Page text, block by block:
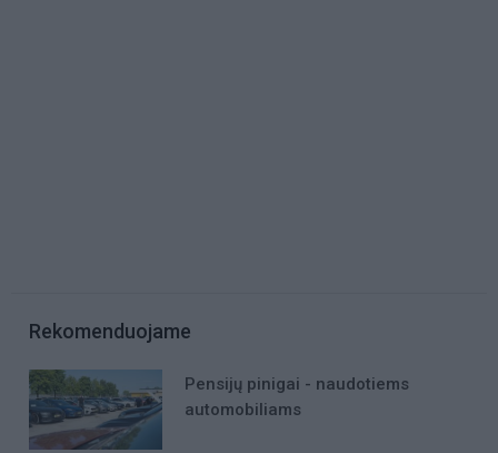
Rekomenduojame
Pensijų pinigai - naudotiems
automobiliams